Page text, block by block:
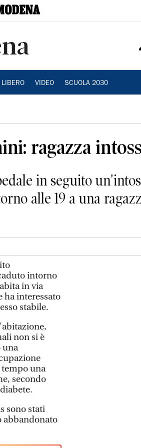
LIBERO VIDEO SCUOLA 2030
ragazza
in seguito
alle 19 a una
intorno
in via
ha interessato
stabile.
non si è
una
una
secondo
sono stati
abbandonato